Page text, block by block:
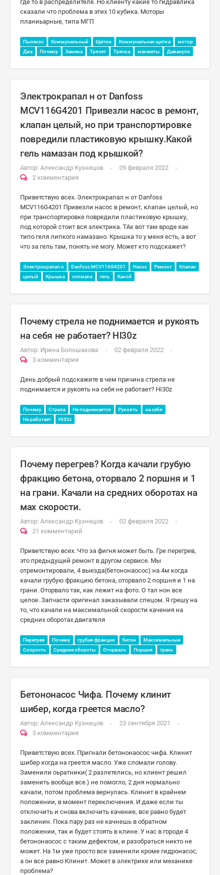
где то в распределителе. Но клиенту какие то гидравлика
сказали что проблема в этих 10 кубика. Моторы
планиьарные, типа МГП
Пылесос Коммунальный Щетки Коммунальная щетка
мотор
Два
Почему Замена Трясет Тряска манжеты Давануло
Электрокрапал н от Danfoss
MCV116G4201 Привезли насос в ремонт,
клапан целый, но при транспортировке
повредили пластиковую крышку.Какой
гель намазан под крышкой?
Автор: Александр Кузнецов
09 февраля 2022
2 комментария
Приветствую всех. Электрокрапал н от Danfoss
MCV116G4201 Привезли насос в ремонт, клапан целый, но
при транспортировке повредили пластиковую крышку,
под которой стоит вся электрика. ТАк вот там вроде как
типо геля липкого намазано. Крышка то у меня есть, а вот
что за гель там, понять не могу. Может кто подскажет?
Электрокрапал н Danfoss MCV116G4201 Насос Ремонт
Клапан
целый
Крышка сломана гель Какой
Почему стрела не поднимается и рукоять
на себя не работает? HI30z
Автор: Ирина Большакова
02 февраля 2022
3 комментария
День добрый подскажите в чем причина стрела не
поднимается и рукоять на себя не работает? HI30z
Почему Стрела Не поднимается Рукоять
на себя
Не работает
HI30z
Почему перегрев? Когда качали грубую
фракцию бетона, оторвало 2 поршня и 1
на грани. Качали на средних оборотах на
мах скорости.
Автор: Александр Кузнецов
02 февраля 2022
21 комментарий
Приветствую всех. Что за фигня может быть. Гре перегрев,
это предыдущий ремонт в другом сервисе. Мы
отремонтировали, 4 выезда(бетононаосос) на 4м когда
качали грубую фракцию бетона, оторвало 2 поршня и 1 на
грани. Оторвало так, как лежит на фото. О тал нон все
целое. Запчасти оригинал заказывали спецом. Я грешу на
то, что качали на максимальной скорости качения на
средних оборотах двигателя
Перегрев Почему грубая фракция бетон
Максимальные
Скорость
Средние обороты Оторвало Поршня грань
Бетононасос Чифа. Почему клинит
шибер, когда греется масло?
Автор: Александр Кузнецов
23 сентября 2021
3 комментария
Приветствую всех. Пригнали бетононаосос чифа. Клинит
шибер когда на греется масло. Уже сломали голову.
Заменили оьратники( 2 разлетелись, но клиент решил
заменить вообще все.) не помогло, 2 дня нормально
качали, потом проблема вернулась. Клинит в крайнем
положении, в момент переключения. И даже если ты
отключить и снова включить качение, все равно будет
заклинин. Пока пару раз не качнешь в обратном
положении, так и будет стоять в клине. У нас в городе 4
бетононаосос с таким дефектом, и разобраться никто не
может. На 1м уже просто все заменили кроме гидронасос,
а он все равно Клинит. Может в электрике или механике
проблема?